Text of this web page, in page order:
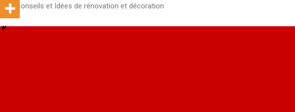
Conseils et Idées de rénovation et décoration